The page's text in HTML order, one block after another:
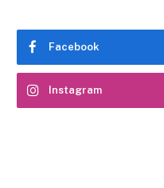
Facebook
Instagram